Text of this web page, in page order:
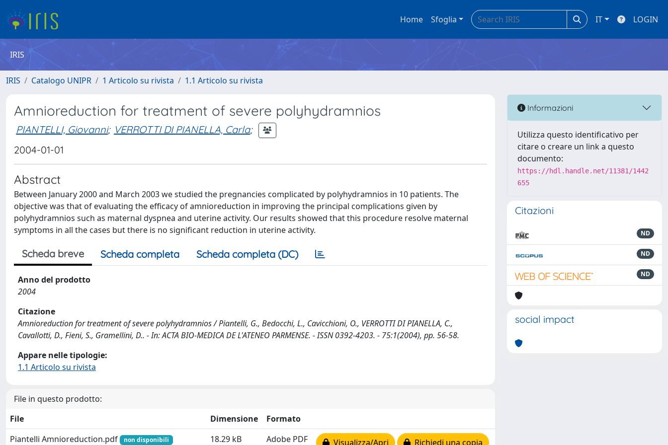
Home Sfoglia IT LOGIN
IRIS
IRIS Catalogo UNIPR 1 Articolo su rivista 1.1 Articolo su rivista
Amnioreduction for treatment of severe polyhydramnios
PIANTELLI, Giovanni; VERROTTI DI PIANELLA, Carla;
2004-01-01
Abstract
Between January 2000 and March 2003 we studied the pregnancies complicated by polyhydramnios in 10 patients. The
objective was that of evaluating the efficacy of amnioreduction in improving the principal complications given by
polyhydramnios such as maternal dyspnea and uterine activity. Our results showed that this procedure resolve maternal
symptoms in all the cases but there is no significant reduction in uterine activity.
Scheda breve Scheda completa Scheda completa (DC)
Anno del prodotto
2004
Citazione
Amnioreduction for treatment of severe polyhydramnios / Piantelli, G., Bedocchi, L., Cavicchioni, O., VERROTTI DI PIANELLA, C.,
Cavallotti, D., Fieni, S., Gramellini, D.. - In: ACTA BIO-MEDICA DE L'ATENEO PARMENSE. - ISSN 0392-4203. - 75:1(2004), pp. 56-58.
Appare nelle tipologie:
1.1 Articolo su rivista
File in questo prodotto:
File
Dimensione
Formato
Piantelli Amnioreduction.pdf
non disponibili 18.29 kB Adobe PDF Visualizza/Apri Richiedi una copia
Informazioni
Utilizza questo identificativo per
citare o creare un link a questo
documento:
https://hdl.handle.net/11381/1442
655
Citazioni
ND
ND
ND
social impact